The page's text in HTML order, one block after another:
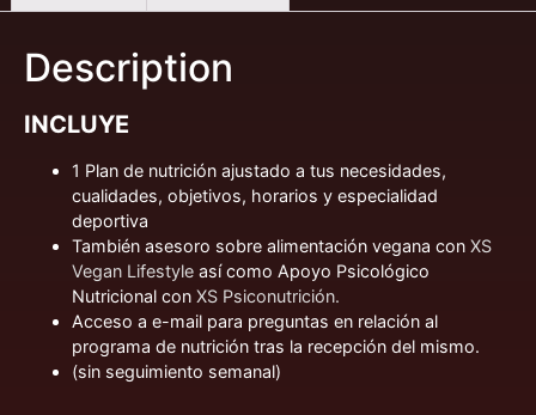
Description
INCLUYE
1 Plan de nutrición ajustado a tus necesidades,
cualidades, objetivos, horarios y especialidad
deportiva
También asesoro sobre alimentación vegana con XS
Vegan Lifestyle así como Apoyo Psicológico
Nutricional con XS Psiconutrición.
Acceso a e-mail para preguntas en relación al
programa de nutrición tras la recepción del mismo.
(sin seguimiento semanal)